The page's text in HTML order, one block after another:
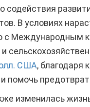
содействия
В условиях
с Международным
США, благодаря
помочь
изменилась